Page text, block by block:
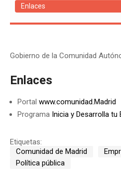
Enlaces
Gobierno de la Comunidad
Enlaces
Portal www.comunidad.Madrid
Programa Inicia y Desarrolla tu
Etiquetas:
Comunidad de Madrid
Política pública